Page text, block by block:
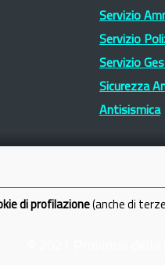
Servizio
Servizio
Servizio
Sicurezza
Antisismica
di profilazione (anche di